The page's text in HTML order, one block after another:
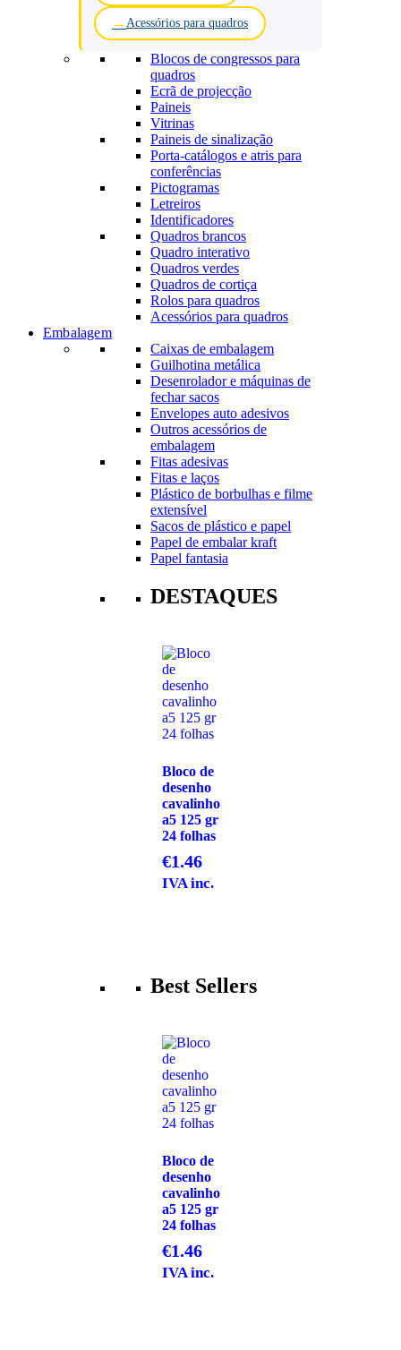
Acessórios para quadros
Blocos de congressos para
quadros
Ecrã de projecção
Paineis
Vitrinas
Paineis de sinalização
Porta-catálogos e atris para
conferências
Pictogramas
Letreiros
Identificadores
Quadros brancos
Quadro interativo
Quadros verdes
Quadros de cortiça
Rolos para quadros
Acessórios para quadros
Embalagem
Caixas de embalagem
Guilhotina metálica
Desenrolador e máquinas de
fechar sacos
Envelopes auto adesivos
Outros acessórios de
embalagem
Fitas adesivas
Fitas e laços
Plástico de borbulhas e filme
extensível
Sacos de plástico e papel
Papel de embalar kraft
Papel fantasia
DESTAQUES
Bloco de
desenho
cavalinho
a5 125 gr
24 folhas
€1.46
IVA inc.
Best Sellers
Bloco de
desenho
cavalinho
a5 125 gr
24 folhas
€1.46
IVA inc.